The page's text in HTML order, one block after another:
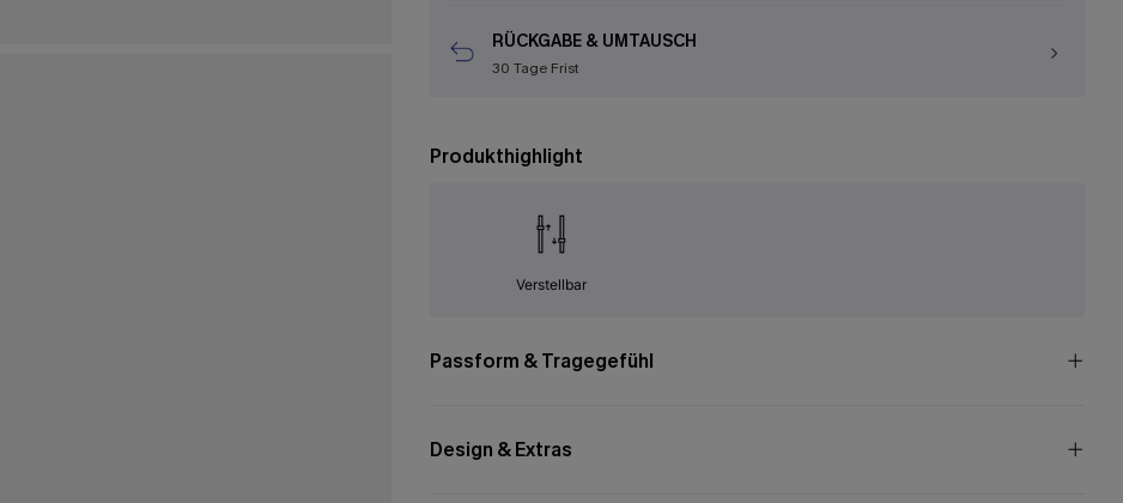
RÜCKGABE & UMTAUSCH
30 Tage Frist
Produkthighlight
Verstellbar
Passform & Tragegefühl
Design & Extras